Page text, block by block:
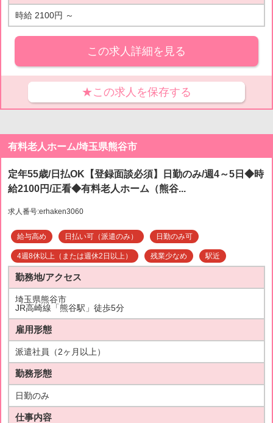
時給 2100円 ～
この求人詳細を見る
★この求人を保存する
有料老人ホーム/埼玉県熊谷市
定年55歳/日払OK【登録面談必須】日勤のみ/週4～5日◆時
給2100円/正看◆有料老人ホーム（熊谷...
求人番号:erhaken3060
給与高め 日払い可（派遣のみ） 日勤のみ可
4週8休以上（または週休2日以上） 残業少なめ 駅近
勤務地/アクセス
埼玉県熊谷市
JR高崎線「熊谷駅」徒歩5分
雇用形態
派遣社員（2ヶ月以上）
勤務形態
日勤のみ
仕事内容